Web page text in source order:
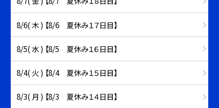
8/6( 木 ) 【8/6 夏休み１７日目】
8/5( 水 ) 【8/5 夏休み１６日目】
8/4( 火 ) 【8/4 夏休み１５日目】
8/3( 月 ) 【8/3 夏休み１４日目】